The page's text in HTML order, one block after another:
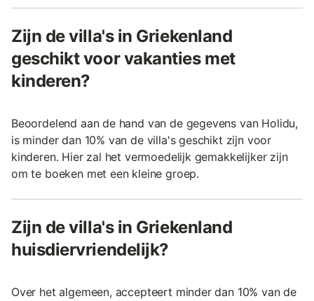
Zijn de villa's in Griekenland
geschikt voor vakanties met
kinderen?
Beoordelend aan de hand van de gegevens van Holidu,
is minder dan 10% van de villa's geschikt zijn voor
kinderen. Hier zal het vermoedelijk gemakkelijker zijn
om te boeken met een kleine groep.
Zijn de villa's in Griekenland
huisdiervriendelijk?
Over het algemeen, accepteert minder dan 10% van de